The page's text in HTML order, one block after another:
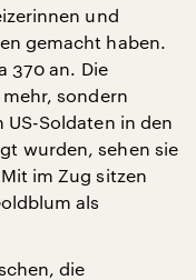
und
gemacht haben.
370 an. Die
sondern
US-Soldaten in den
wurden, sehen sie
im Zug sitzen
als
die